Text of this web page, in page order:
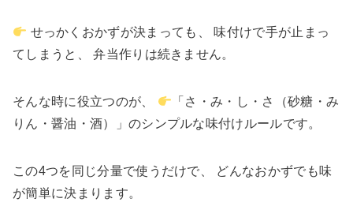
せっかくおかずが決まっても、 味付けで手が止まっ
てしまうと、 弁当作りは続きません。
そんな時に役立つのが、
「さ・み・し・さ（砂糖・み
りん・醤油・酒）」のシンプルな味付けルールです。
この4つを同じ分量で使うだけで、 どんなおかずでも味
が簡単に決まります。